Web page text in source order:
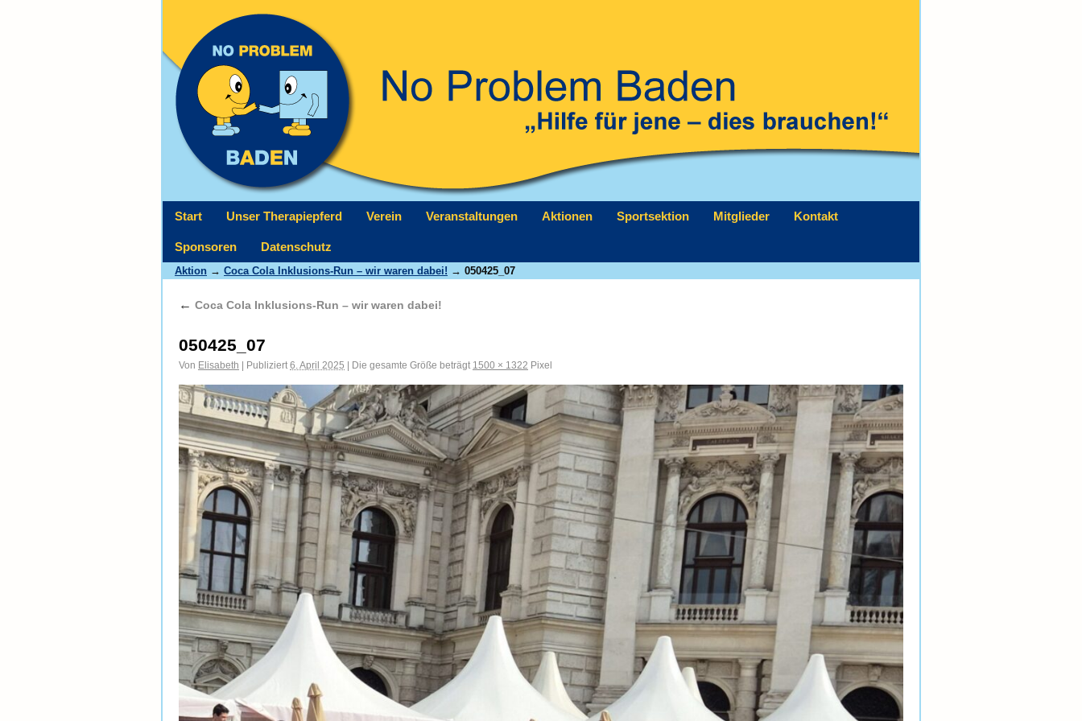
Start Unser Therapiepferd Verein Veranstaltungen Aktionen Sportsektion Mitglieder Kontakt
Sponsoren Datenschutz
Aktion → Coca Cola Inklusions-Run – wir waren dabei! → 050425_07
← Coca Cola Inklusions-Run – wir waren dabei!
050425_07
Von Elisabeth Publiziert 6. April 2025 Die gesamte Größe beträgt 1500 × 1322 Pixel